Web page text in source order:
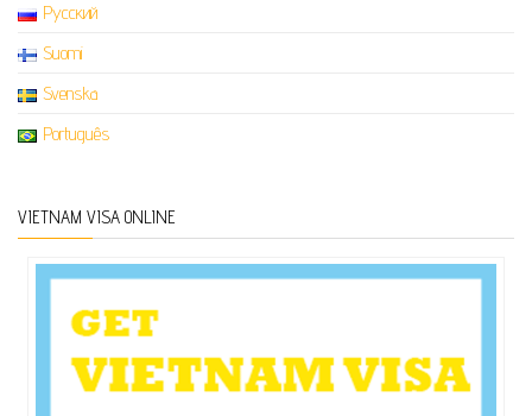
Русский
Suomi
Svenska
Português
VIETNAM VISA ONLINE